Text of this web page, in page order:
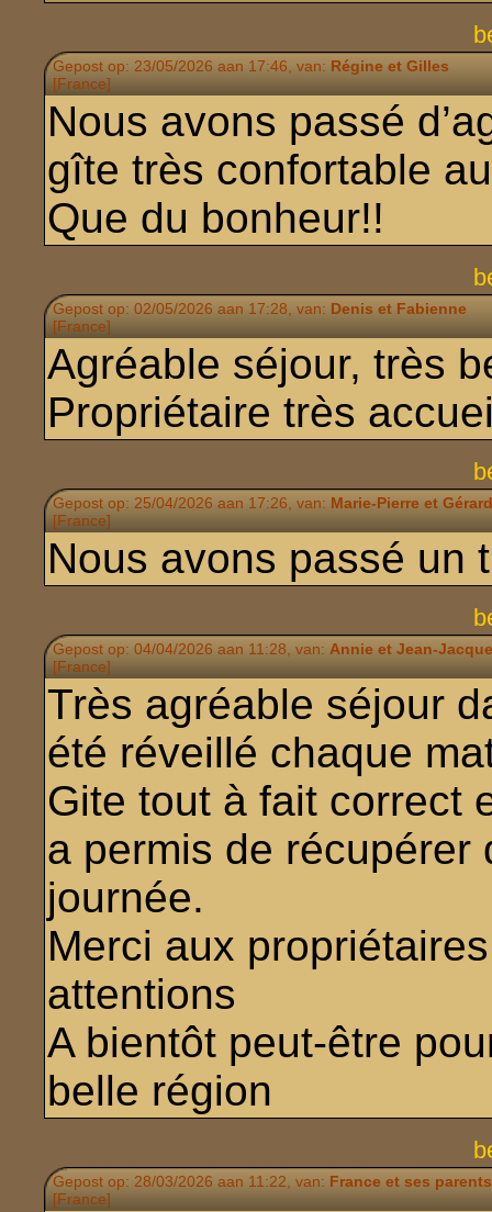
Gepost op: 23/05/2026 aan 17:46, van: Régine et Gilles
[France]
Nous avons passé
gîte très confortable
Que du bonheur!!
Gepost op: 02/05/2026 aan 17:28, van: Denis et Fabienne
[France]
Agréable séjour, très
Propriétaire très
Gepost op: 25/04/2026 aan 17:26, van: Marie-Pierre et Gérard
[France]
Nous avons passé un
Gepost op: 04/04/2026 aan 11:28, van: Annie et Jean-
[France]
Très agréable séjour
été réveillé chaque
Gite tout à fait correct
a permis de récupérer
journée.
Merci aux
attentions
A bientôt peut-être
belle région
Gepost op: 28/03/2026 aan 11:22, van: France et ses
[France]